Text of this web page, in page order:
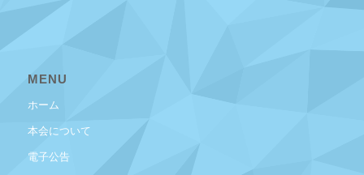
MENU
ホーム
本会について
電子公告